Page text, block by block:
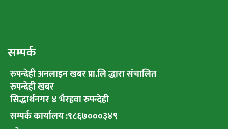
सम्पर्क
रुपन्देही अनलाइन खबर प्रा.लि द्धारा संचालित
रुपन्देही खबर
सिद्धार्थनगर ४ भैरहवा रुपन्देही
सम्पर्क कार्यालय :९८६७०००३४९